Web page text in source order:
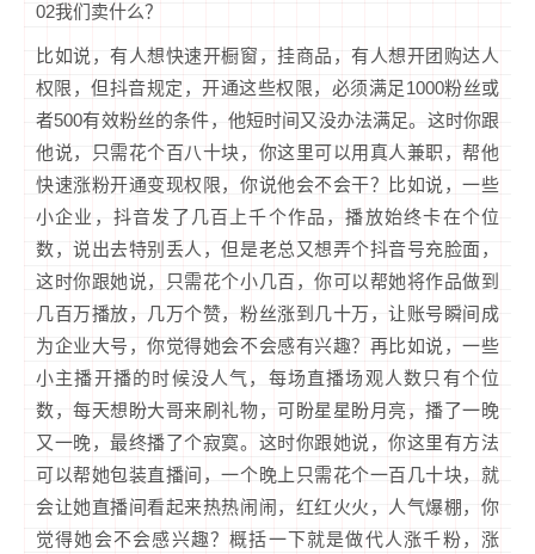
02我们卖什么？
比如说，有人想快速开橱窗，挂商品，有人想开团购达人
权限，但抖音规定，开通这些权限，必须满足1000粉丝或
者500有效粉丝的条件，他短时间又没办法满足。这时你跟
他说，只需花个百八十块，你这里可以用真人兼职，帮他
快速涨粉开通变现权限，你说他会不会干？比如说，一些
小企业，抖音发了几百上千个作品，播放始终卡在个位
数，说出去特别丢人，但是老总又想弄个抖音号充脸面，
这时你跟她说，只需花个小几百，你可以帮她将作品做到
几百万播放，几万个赞，粉丝涨到几十万，让账号瞬间成
为企业大号，你觉得她会不会感有兴趣？再比如说，一些
小主播开播的时候没人气，每场直播场观人数只有个位
数，每天想盼大哥来刷礼物，可盼星星盼月亮，播了一晚
又一晚，最终播了个寂寞。这时你跟她说，你这里有方法
可以帮她包装直播间，一个晚上只需花个一百几十块，就
会让她直播间看起来热热闹闹，红红火火，人气爆棚，你
觉得她会不会感兴趣？概括一下就是做代人涨千粉，涨